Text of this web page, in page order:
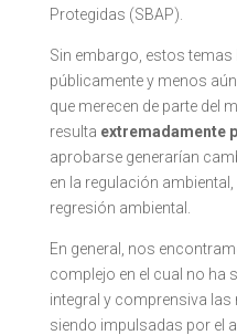
Protegidas (SBAP).
Sin embargo, estos
públicamente y menos
que merecen de parte del
resulta extremadamente
aprobarse generarían
en la regulación
regresión ambiental.
En general, nos
complejo en el cual no ha
integral y comprensiva
siendo impulsadas por el